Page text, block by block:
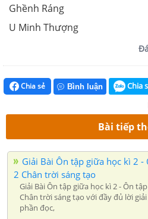
Ghềnh Ráng
U Minh Thượng
Chia sẻ Bình luận Chia
Bài tiếp
Giải Bài Ôn tập giữa học kì 2 -
2 Chân trời sáng tạo
Giải Bài Ôn tập giữa học kì 2 - Ôn
Chân trời sáng tạo với đầy đủ lời
phần đọc,